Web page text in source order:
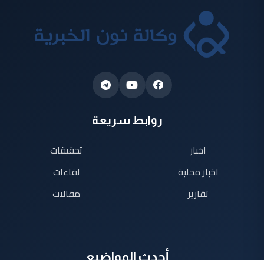
روابط سريعة
اخبار
اخبار محلية
تقارير
تحقيقات
لقاءات
مقالات
أحدث المواضيع